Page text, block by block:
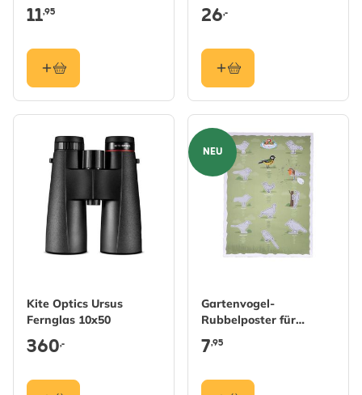
Basics)
11,95 26,-
Kite Optics Ursus
Fernglas 10x50
360,-
NEU
Gartenvogel-
Rubbelposter für
Kinder
7,95